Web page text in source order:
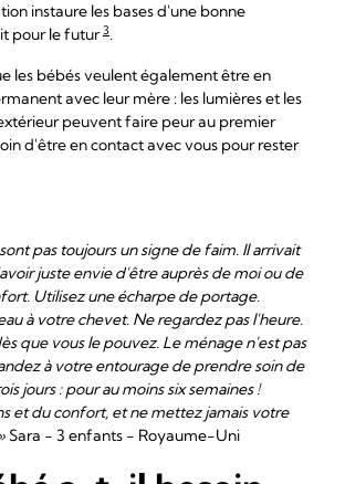
instaure les bases d'une bonne
pour le futur3.
les bébés veulent également être en
avec leur mère : les lumières et les
peuvent faire peur au premier
d'être en contact avec vous pour rester
pas toujours un signe de faim. Il arrivait
juste envie d'être auprès de moi ou de
Utilisez une écharpe de portage.
à votre chevet. Ne regardez pas l'heure.
que vous le pouvez. Le ménage n'est pas
à votre entourage de prendre soin de
jours : pour au moins six semaines !
et du confort, et ne mettez jamais votre
Sara - 3 enfants - Royaume-Uni